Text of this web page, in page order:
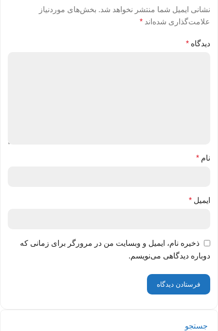
نشانی ایمیل شما منتشر نخواهد شد. بخش‌های موردنیاز
علامت‌گذاری شده‌اند *
دیدگاه *
نام *
ایمیل *
ذخیره نام، ایمیل و وبسایت من در مرورگر برای زمانی که
دوباره دیدگاهی می‌نویسم.
جستجو